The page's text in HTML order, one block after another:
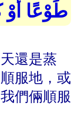
طَوْعًا أَوْ
還是蒸
服地，或
們倆順服